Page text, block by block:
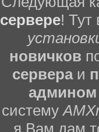
сервере! Тут
новичков
сервераи
админом
систему